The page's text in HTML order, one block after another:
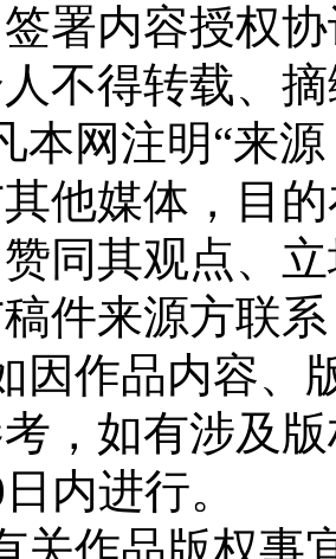
署内容授权
不得转载、
本网注明“来
他媒体，目
同其观点、
件来源方联
因作品内容、
，如有涉及
内进行。